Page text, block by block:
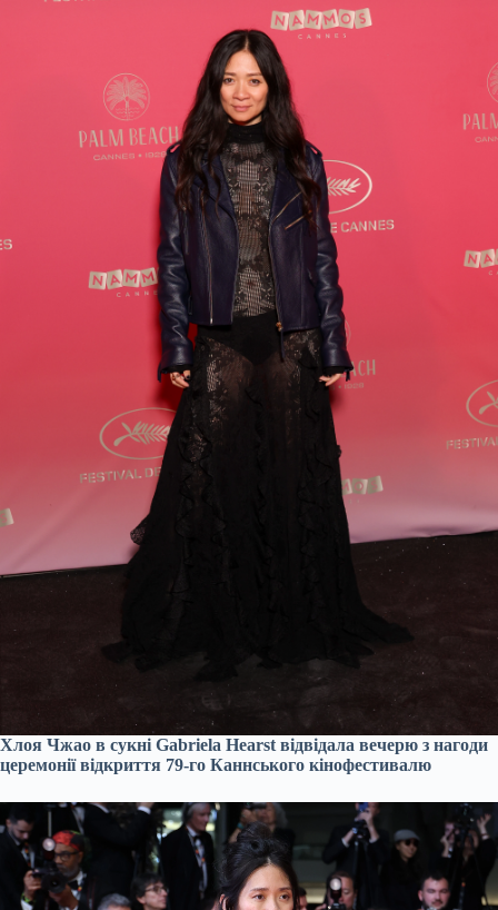
Хлоя Чжао в сукні Gabriela Hearst відвідала вечерю з нагоди
церемонії відкриття 79-го Каннського кінофестивалю